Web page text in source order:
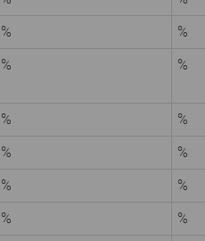
%
%
% %
%
%
%
%
%
%
%
%